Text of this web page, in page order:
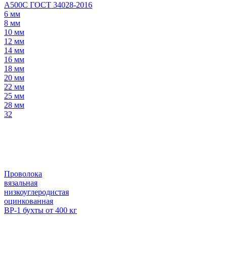
А500С ГОСТ 34028-2016
6 мм
8 мм
10 мм
12 мм
14 мм
16 мм
18 мм
20 мм
22 мм
25 мм
28 мм
32
Проволока
вязальная
низкоуглеродистая
оцинкованная
ВР-1 бухты от 400 кг